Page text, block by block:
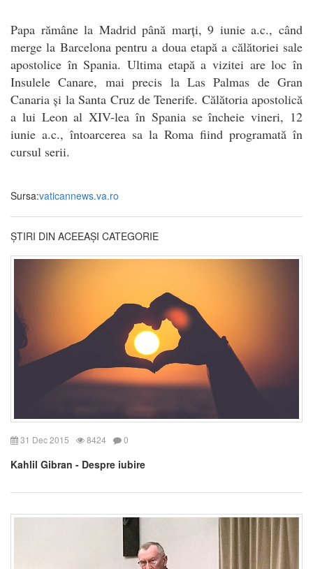
Papa rămâne la Madrid până marți, 9 iunie a.c., când
merge la Barcelona pentru a doua etapă a călătoriei sale
apostolice în Spania. Ultima etapă a vizitei are loc în
Insulele Canare, mai precis la Las Palmas de Gran
Canaria și la Santa Cruz de Tenerife. Călătoria apostolică
a lui Leon al XIV-lea în Spania se încheie vineri, 12
iunie a.c., întoarcerea sa la Roma fiind programată în
cursul serii.
Sursa:vaticannews.va.ro
ȘTIRI DIN ACEEAȘI CATEGORIE
31 Dec 2015 8424 0
Kahlil Gibran - Despre iubire